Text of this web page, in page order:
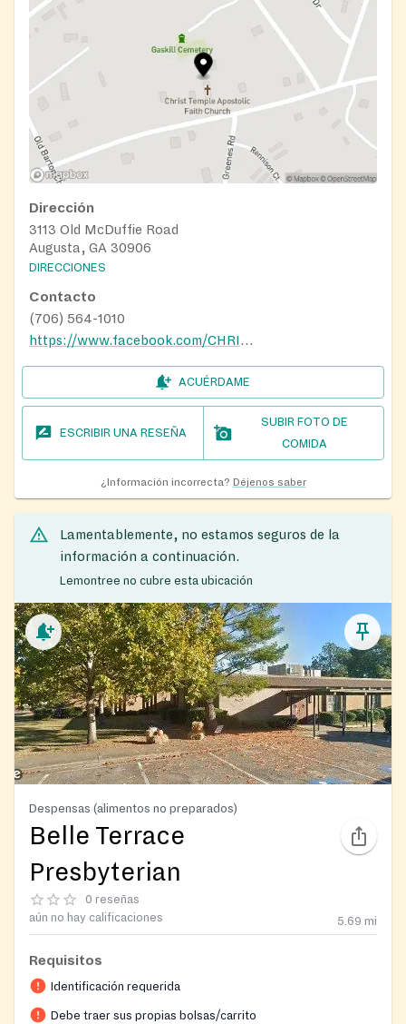
Dirección
3113 Old McDuffie Road
Augusta, GA 30906
DIRECCIONES
Contacto
(706) 564-1010
https://www.facebook.com/CHRISTTEMPLEAPOSTOLIC82/
ACUÉRDAME
ESCRIBIR UNA RESEÑA
SUBIR FOTO DE
COMIDA
¿Información incorrecta? Déjenos saber
Lamentablemente, no estamos seguros de la
información a continuación.
Lemontree no cubre esta ubicación
Despensas (alimentos no preparados)
Belle Terrace
Presbyterian
0 reseñas
aún no hay calificaciones
5.69 mi
Requisitos
Identificación requerida
Debe traer sus propias bolsas/carrito